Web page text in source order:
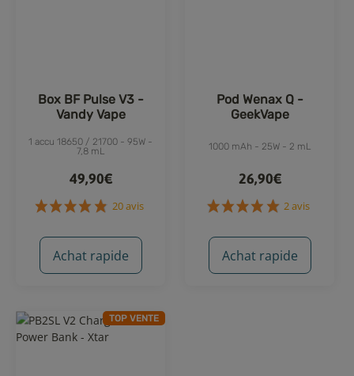
Box BF Pulse V3 -
Vandy Vape
1 accu 18650 / 21700 - 95W -
7,8 mL
49,90€
Achat rapide
Pod Wenax Q -
GeekVape
1000 mAh - 25W - 2 mL
26,90€
Achat rapide
TOP VENTE